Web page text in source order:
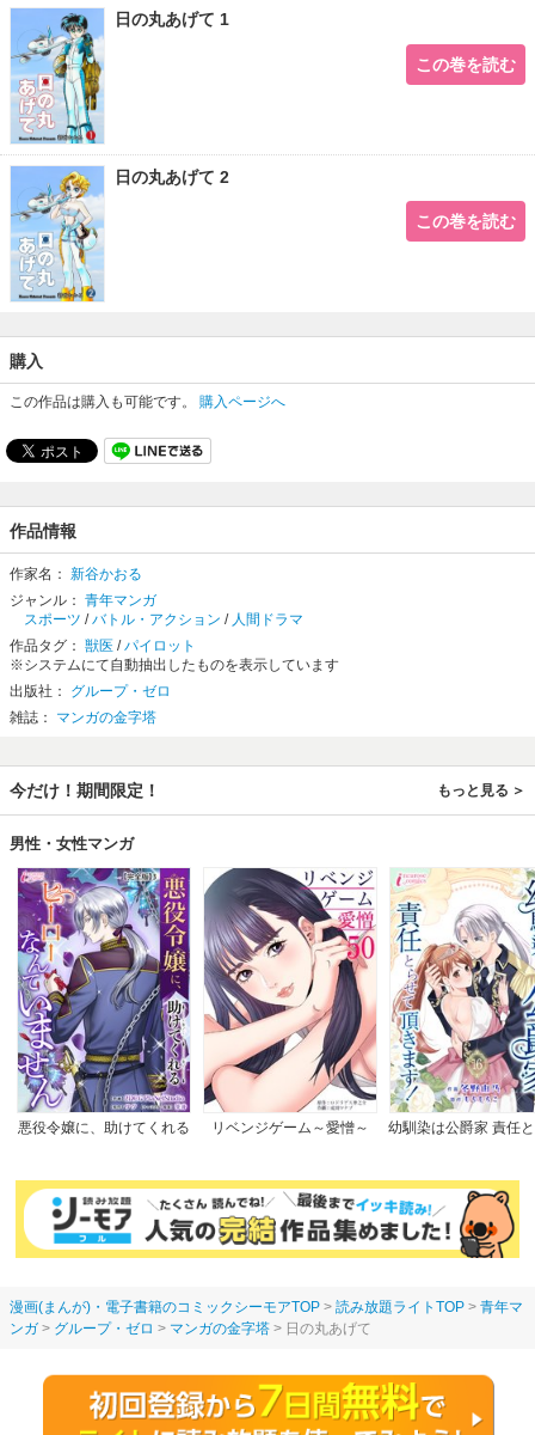
日の丸あげて 1
この巻を読む
日の丸あげて 2
この巻を読む
購入
この作品は購入も可能です。 購入ページへ
作品情報
作家名： 新谷かおる
ジャンル： 青年マンガ
スポーツ /バトル・アクション / 人間ドラマ
作品タグ： 獣医 /パイロット
※システムにて自動抽出したものを表示しています
出版社： グループ・ゼロ
雑誌： マンガの金字塔
今だけ！期間限定！ もっと見る
男性・女性マンガ
悪役令嬢に、助けてくれる
リベンジゲーム～愛憎～
幼馴染は公爵家 責任
漫画(まんが)・電子書籍のコミックシーモアTOP 読み放題ライトTOP
青年マ
ンガ
グループ・ゼロ マンガの金字塔 日の丸あげて